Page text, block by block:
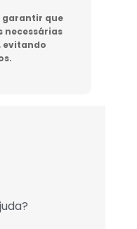
garantir que
necessárias
evitando